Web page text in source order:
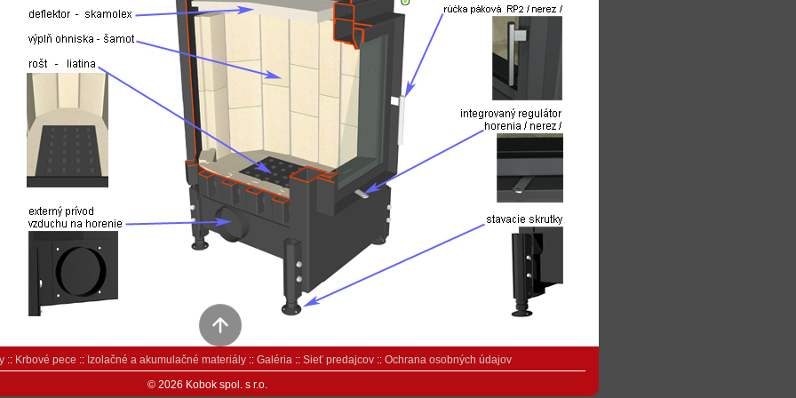
:: Krbové pece :: Izolačné a akumulačné materiály:: Galéria:: Sieť predajcov:: Ochrana osobných údajov
© 2026 Kobok spol. s r.o.